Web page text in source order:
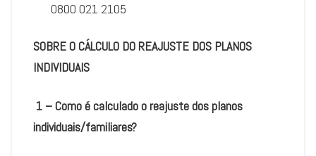
0800 021 2105
SOBRE O CÁLCULO DO REAJUSTE DOS PLANOS
INDIVIDUAIS
1 – Como é calculado o reajuste dos planos
individuais/familiares?